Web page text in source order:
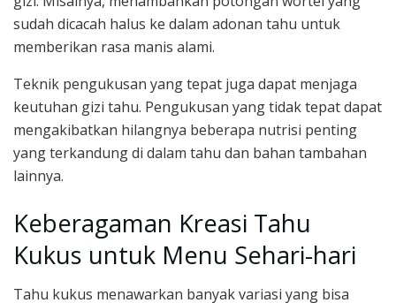
sudah dicacah halus ke dalam adonan tahu untuk
memberikan rasa manis alami.
Teknik pengukusan yang tepat juga dapat menjaga
keutuhan gizi tahu. Pengukusan yang tidak tepat dapat
mengakibatkan hilangnya beberapa nutrisi penting
yang terkandung di dalam tahu dan bahan tambahan
lainnya.
Keberagaman Kreasi Tahu
Kukus untuk Menu Sehari-hari
Tahu kukus menawarkan banyak variasi yang bisa